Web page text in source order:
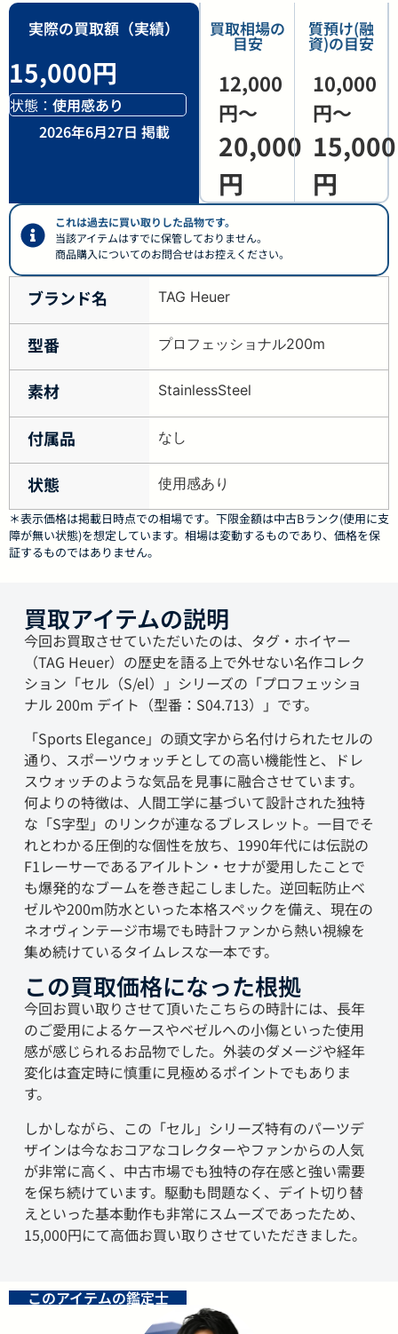
実際の買取額（実績）
15,000円
状態： 使用感あり
2026年6月27日 掲載
買取相場の
目安
12,000
円〜
20,000
円
質預け(融
資)の目安
10,000
円〜
15,000
円
これは過去に買い取りした品物です。
当該アイテムはすでに保管しておりません。
商品購入についてのお問合せはお控えください。
ブランド名 TAG Heuer
型番 プロフェッショナル200m
素材 StainlessSteel
付属品 なし
状態 使用感あり
＊表示価格は掲載日時点での相場です。下限金額は中古Bランク(使用に支
障が無い状態)を想定しています。相場は変動するものであり、価格を保
証するものではありません。
買取アイテムの説明
今回お買取させていただいたのは、タグ・ホイヤー
（TAG Heuer）の歴史を語る上で外せない名作コレク
ション「セル（S/el）」シリーズの「プロフェッショ
ナル 200m デイト（型番：S04.713）」です。
「Sports Elegance」の頭文字から名付けられたセルの
通り、スポーツウォッチとしての高い機能性と、ドレ
スウォッチのような気品を見事に融合させています。
何よりの特徴は、人間工学に基づいて設計された独特
な「S字型」のリンクが連なるブレスレット。一目でそ
れとわかる圧倒的な個性を放ち、1990年代には伝説の
F1レーサーであるアイルトン・セナが愛用したことで
も爆発的なブームを巻き起こしました。逆回転防止ベ
ゼルや200m防水といった本格スペックを備え、現在の
ネオヴィンテージ市場でも時計ファンから熱い視線を
集め続けているタイムレスな一本です。
この買取価格になった根拠
今回お買い取りさせて頂いたこちらの時計には、長年
のご愛用によるケースやベゼルへの小傷といった使用
感が感じられるお品物でした。外装のダメージや経年
変化は査定時に慎重に見極めるポイントでもありま
す。
しかしながら、この「セル」シリーズ特有のパーツデ
ザインは今なおコアなコレクターやファンからの人気
が非常に高く、中古市場でも独特の存在感と強い需要
を保ち続けています。駆動も問題なく、デイト切り替
えといった基本動作も非常にスムーズであったため、
15,000円にて高価お買い取りさせていただきました。
このアイテムの鑑定士